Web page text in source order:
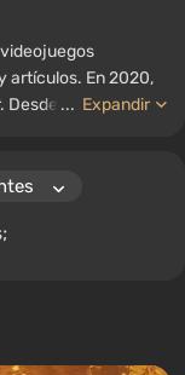
artículos. En 2020,
Desde 2022, ha
... Expandir